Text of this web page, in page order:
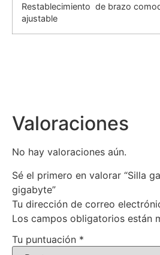
Restablecimiento de brazo
ajustable
Valoraciones
No hay valoraciones aún.
Sé el primero en valorar “Silla
gigabyte”
Tu dirección de correo
Los campos obligatorios están
Tu puntuación *